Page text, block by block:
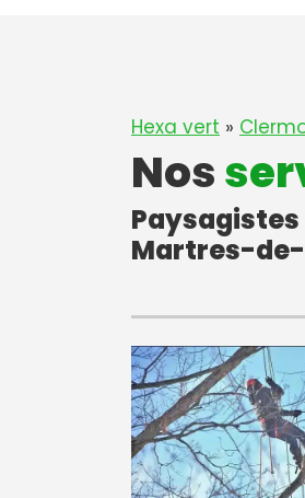
Hexa vert »
Nos
Martres-